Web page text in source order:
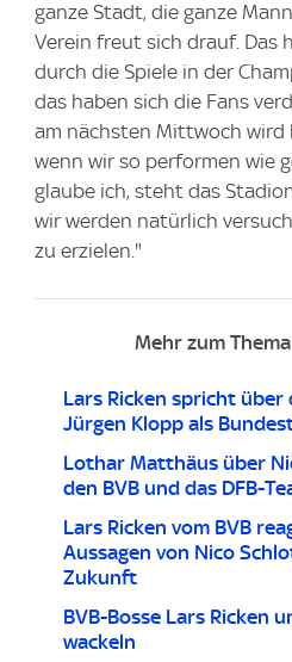
ganze Stadt, die ganze
Verein freut sich drauf. Das
durch die Spiele in der
das haben sich die Fans
am nächsten Mittwoch wird
wenn wir so performen wie
glaube ich, steht das
wir werden natürlich
zu erzielen."
Mehr zum
Lars Ricken spricht über
Jürgen Klopp als
Lothar Matthäus über
den BVB und das DFB-
Lars Ricken vom BVB
Aussagen von Nico
Zukunft
BVB-Bosse Lars Ricken
wackeln